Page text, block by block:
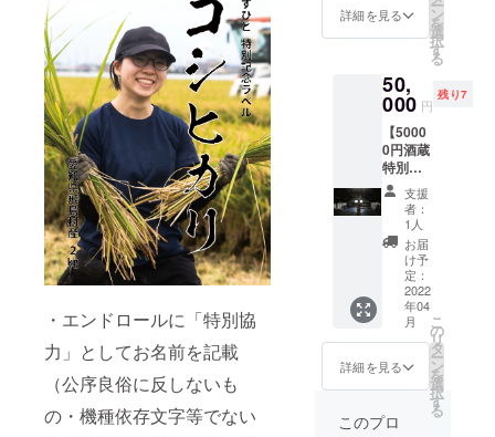
・エンドロールに「特別協
力」としてお名前を記載
（公序良俗に反しないも
の・機種依存文字等でない
掛けを
セット
するお
得な
コース
です。T
シャツ
の色は
白、サ
イズは
S、M、
L、XL
からお
選び頂
けま
す。前
掛けの
色は
紺、フ
リーサ
イズで
す。
（いず
・作品
完成
定公開
(本編
データ
のダウ
ンロー
ド用url
をメー
ルでお
送りす
る予定
です) ・
上記の
内容全
部に加
えて、
造の日
本酒
大吟醸
参加料
金は別
す。な
お、
パー
ティは
新型コ
ロナウ
イルス
の情勢
によ
り、実
施しな
い場合
がござ
いま
す。）
完成
後、本
定公開
（作品
希望者
による
零号試
写会及
び試写
会後の
パー
ティ参
加権
（日時
未定・
場所は
名古屋
市又は
近郊に
ます。
参加料
途頂戴
もので
ず備考
欄にご
希望の
お名前
をご記
入くだ
さい。
） ・
メール
による
活動報
告及び
メッ
セージ
動画等
の配信
（作品
期） ・
ご購入
いただ
けませ
エンド
ロール
に「特
別協
力」と
してお
名前を
記載
（公序
良俗に
反しな
いも
の・機
種依存
文字等
でない
もので
す。必
詳細を見る ー
ン
を
選
択
す
る
50,
000 円
残り7
【5000
0円酒蔵
特別見
学コー
ス（試
飲付
き）】
※リター
ンに酒
類を含
むた
め、未
成年者
の方は
ご購入
いただ
けませ
ん。 ・
支援
者：
1人
お届
け予
定：
2022
年04
月
詳細を見る
こ
の
リ
タ
ー
ン
を
選
択
す
る
このプロ